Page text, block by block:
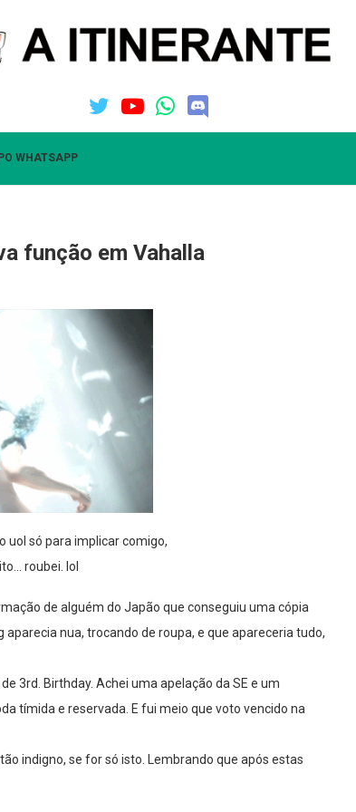
WHATSAPP
função em Vahalla
uol só para implicar comigo,
roubei. lol
de alguém do Japão que conseguiu uma cópia
nua, trocando de roupa, e que apareceria tudo,
3rd. Birthday. Achei uma apelação da SE e um
tímida e reservada. E fui meio que voto vencido na
indigno, se for só isto. Lembrando que após estas